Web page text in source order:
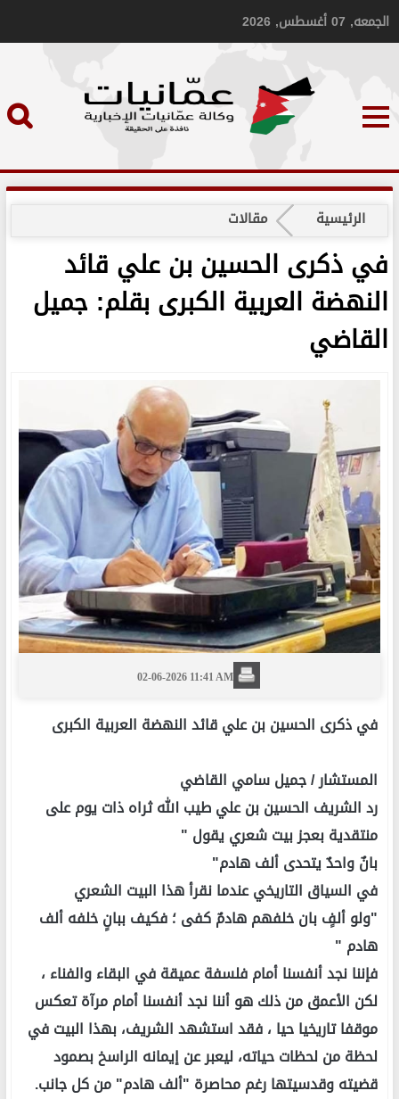
الجمعه, 07 أغسطس, 2026
الرئيسية مقالات
في ذكرى الحسين بن علي قائد
النهضة العربية الكبرى بقلم: جميل
القاضي
02-06-2026 11:41 AM
في ذكرى الحسين بن علي قائد النهضة العربية الكبرى
المستشار / جميل سامي القاضي
رد الشريف الحسين بن علي طيب الله ثراه ذات يوم على
منتقدية بعجز بيت شعري يقول "
بانٌ واحدٌ يتحدى ألف هادم"
في السياق التاريخي عندما نقرأ هذا البيت الشعري
"ولو ألفٍ بان خلفهم هادمٌ كفى ؛ فكيف ببانٍ خلفه ألف
هادم "
فإننا نجد أنفسنا أمام فلسفة عميقة في البقاء والفناء ،
لكن الأعمق من ذلك هو أننا نجد أنفسنا أمام مرآة تعكس
موقفا تاريخيا حيا ، فقد استشهد الشريف، بهذا البيت في
لحظة من لحظات حياته، ليعبر عن إيمانه الراسخ بصمود
قضيته وقدسيتها رغم محاصرة "ألف هادم" من كل جانب.